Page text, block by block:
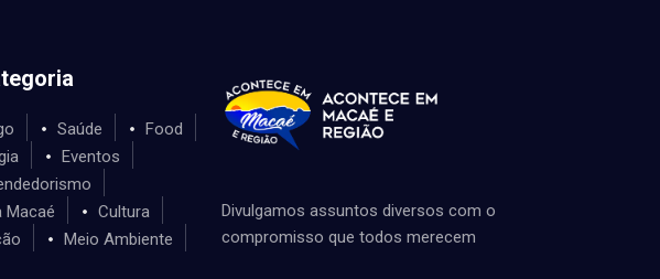
Saúde
Food
Eventos
Macaé
Cultura
Meio Ambiente
Divulgamos assuntos diversos com o
compromisso que todos merecem